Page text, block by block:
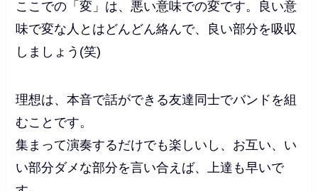
ここでの「変」は、悪い意味での変です。良い意
味で変な人とはどんどん絡んで、良い部分を吸収
しましょう(笑)
理想は、本音で話ができる友達同士でバンドを組
むことです。
集まって演奏するだけでも楽しいし、お互い、い
い部分ダメな部分を言い合えば、上達も早いで